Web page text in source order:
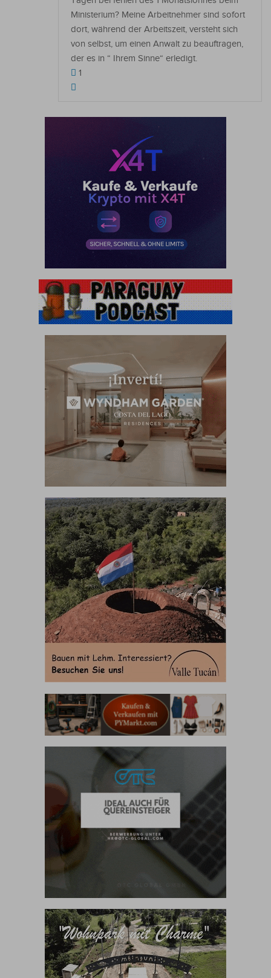
Ministerium? Meine Arbeitnehmer sind sofort
dort, während der Arbeitszeit, versteht sich
von selbst, um einen Anwalt zu beauftragen,
der es in “ Ihrem Sinne“ erledigt.
1